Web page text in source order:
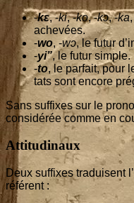
-kɛ, -ki, -ko, -kɔ, -ka
achevées.
-wo, -wɔ, le futur
-yi”, le futur simple.
-to, le par­fait, pour
tats sont encore
Sans suf­fixes sur le
consi­dé­rée comme en
Attitudinaux
Deux suf­fixes tra­duisent
référent :